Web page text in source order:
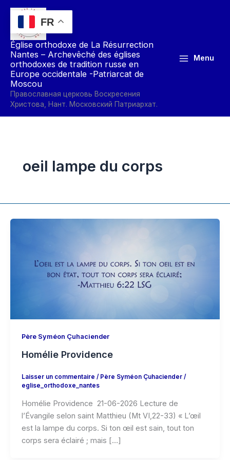
Aller
contenu
Église orthodoxe de La Résurrection
Nantes – Archevêché des églises
orthodoxes de tradition russe en
Europe occidentale -Patriarcat de
Moscou
Православная церковь Воскресения
Христова, Нант. Московский Патриархат.
Menu
oeil lampe du corps
Père Syméon Çuhaciender
Homélie Providence
Laisser un commentaire / Père Syméon Çuhaciender/
eglise_orthodoxe_nantes
Homélie Providence 21-06-2026 Lecture de
l’Évangile selon saint Matthieu (Mt VI,22-33) « L’œil
est la lampe du corps. Si ton œil est sain, tout ton
corps sera éclairé ; mais […]
FR